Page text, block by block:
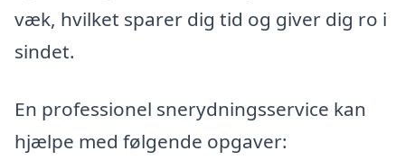
væk, hvilket sparer dig tid og giver dig ro i
sindet.
En professionel snerydningsservice kan
hjælpe med følgende opgaver: